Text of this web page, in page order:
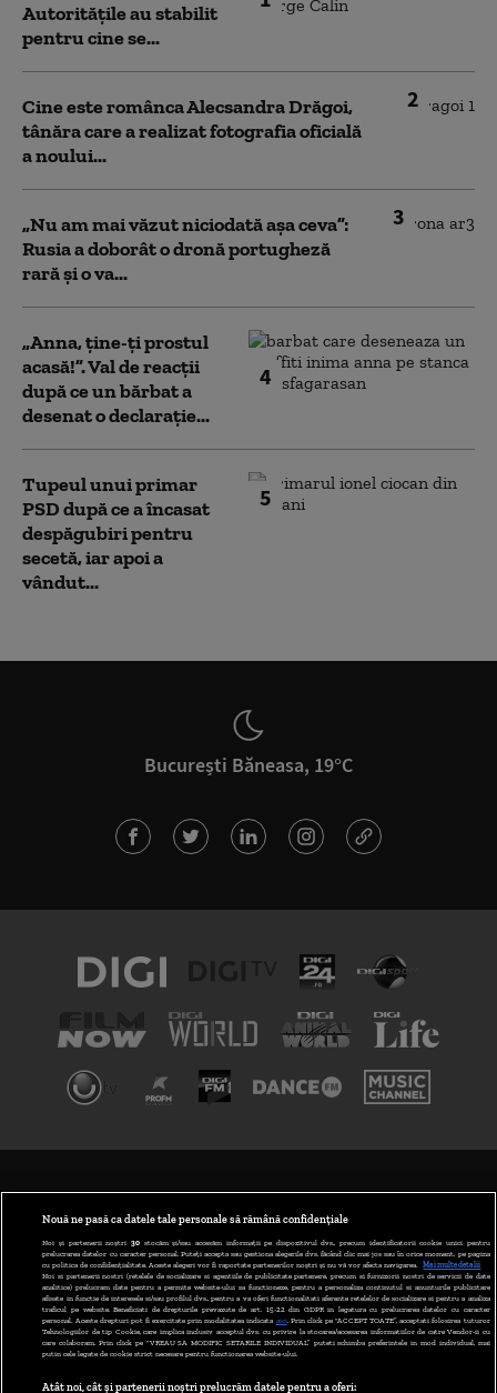
Autoritățile au stabilit
pentru cine se...
2
Cine este românca Alecsandra Drăgoi,
tânăra care a realizat fotografia oficială
a noului...
3
„Nu am mai văzut niciodată așa ceva”:
Rusia a doborât o dronă portugheză
rară și o va...
4
„Anna, ţine-ţi prostul
acasă!”. Val de reacții
după ce un bărbat a
desenat o declarație...
5
Tupeul unui primar
PSD după ce a încasat
despăgubiri pentru
secetă, iar apoi a
vândut...
București Băneasa, 19°C
ABONARE DIGI TV
GESTIONAȚI PREFERINȚELE
CODUL DIGI24
CAMERE WEB
Nouă ne pasă ca datele tale personale să rămână confidențiale
Noi și partenerii noștri 30stocăm și/sau accesăm informații pe dispozitivul dvs., precum identificatorii cookie unici pentru
prelucrarea datelor cu caracter personal. Puteți accepta sau gestiona alegerile dvs. făcând clic mai jos sau în orice moment, pe pagina
cu politica de confidențialitate. Aceste alegeri vor fi raportate partenerilor noștri și nu vă vor afecta navigarea.
Mai multe detalii
Noi si partenerii nostri (retelele de socializare si agentiile de publicitate partenere, precum si furnizorii nostri de servicii de date
analitice) prelucram date pentru a permite website-ului sa functioneze, pentru a personaliza continutul si anunturile publicitare
afisate in functie de interesele si/sau profilul dvs., pentru a va oferi functionalitati aferente retelelor de socializare si pentru a analiza
traficul pe website. Beneficiati de drepturile prevazute de art. 15-22 din GDPR in legatura cu prelucrarea datelor cu caracter
personal. Aceste drepturi pot fi exercitate prin modalitatea indicata aici. Prin click pe “ACCEPT TOATE”, acceptati folosirea tuturor
Tehnologiilor de tip Cookie, care implica inclusiv acceptul dvs. cu privire la stocarea/accesarea informatiilor de catre Vendor-ii cu
care colaboram. Prin click pe “VREAU SA MODIFIC SETARILE INDIVIDUAL” puteti schimba preferintele in mod individual, mai
putin cele legate de cookie strict necesare pentru functionarea website-ului.
Atât noi, cât și partenerii noștri prelucrăm datele pentru a oferi: